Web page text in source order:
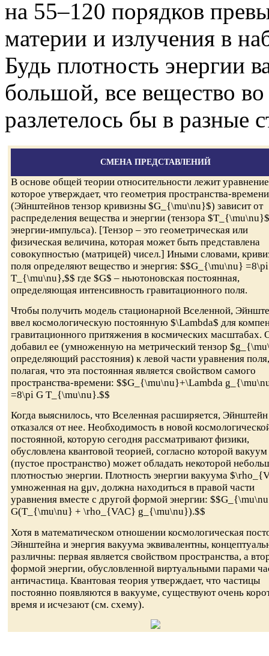
на 55–120 порядков
материи и излучения в
Будь плотность энергии
большой, все вещество
разлетелось бы в разные
СМЕНА ПРЕДСТАВЛЕНИЙ
В основе общей теории относительности лежит
которое утверждает, что геометрия пространства-времени
(Эйнштейнов тензор кривизны $G_{\mu\nu}$) зависит от
распределения вещества и энергии (тензора $T_{\mu\nu}$
энергии-импульса). [Тензор – это геометрическая или
физическая величина, которая может быть представлена
совокупностью (матрицей) чисел.] Иными словами,
поля определяют вещество и энергия: $$G_{\mu\nu}
T_{\mu\nu},$$ где $G$ – ньютоновская постоянная,
определяющая интенсивность гравитационного поля.
Чтобы получить модель стационарной Вселенной,
ввел космологическую постоянную $\Lambda$ для
гравитационного притяжения в космических масштабах.
добавил ее (умноженную на метрический тензор
определяющий расстояния) к левой части уравнения поля,
полагая, что эта постоянная является свойством самого
пространства-времени: $$G_{\mu\nu}+\Lambda
=8\pi G T_{\mu\nu}.$$
Когда выяснилось, что Вселенная расширяется, Эйнштейн
отказался от нее. Необходимость в новой
постоянной, которую сегодня рассматривают физики,
обусловлена квантовой теорией, согласно которой вакуум
(пустое пространство) может обладать некоторой
плотностью энергии. Плотность энергии вакуума
умноженная на gμν, должна находиться в правой части
уравнения вместе с другой формой энергии:
G(T_{\mu\nu} + \rho_{VAC} g_{\mu\nu}).$$
Хотя в математическом отношении космологическая
Эйнштейна и энергия вакуума эквивалентны,
различны: первая является свойством пространства, а
формой энергии, обусловленной виртуальными парами
античастица. Квантовая теория утверждает, что частицы
постоянно появляются в вакууме, существуют очень
время и исчезают (см. схему).